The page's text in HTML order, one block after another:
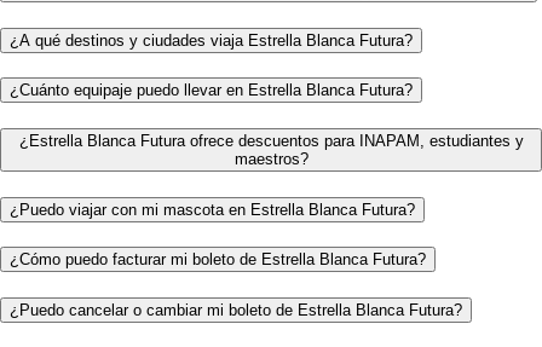
¿A qué destinos y ciudades viaja Estrella Blanca Futura?
¿Cuánto equipaje puedo llevar en Estrella Blanca Futura?
¿Estrella Blanca Futura ofrece descuentos para INAPAM, estudiantes y
maestros?
¿Puedo viajar con mi mascota en Estrella Blanca Futura?
¿Cómo puedo facturar mi boleto de Estrella Blanca Futura?
¿Puedo cancelar o cambiar mi boleto de Estrella Blanca Futura?